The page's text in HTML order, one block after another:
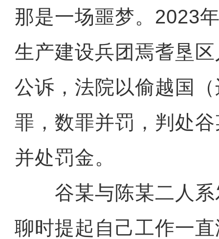
那是一场噩梦。2023
生产建设兵团焉耆垦
公诉，法院以偷越国
罪，数罪并罚，判处
并处罚金。
谷某与陈某二人系
聊时提起自己工作一